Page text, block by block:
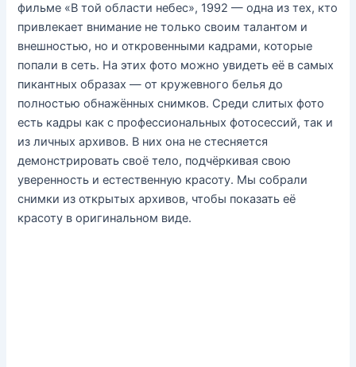
фильме «В той области небес», 1992 — одна из тех, кто
привлекает внимание не только своим талантом и
внешностью, но и откровенными кадрами, которые
попали в сеть. На этих фото можно увидеть её в самых
пикантных образах — от кружевного белья до
полностью обнажённых снимков. Среди слитых фото
есть кадры как с профессиональных фотосессий, так и
из личных архивов. В них она не стесняется
демонстрировать своё тело, подчёркивая свою
уверенность и естественную красоту. Мы собрали
снимки из открытых архивов, чтобы показать её
красоту в оригинальном виде.